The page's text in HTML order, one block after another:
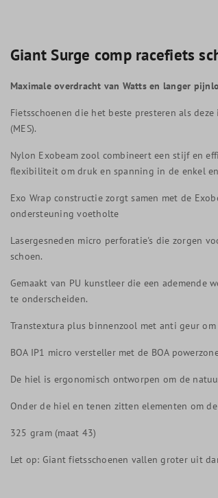
Giant Surge comp racefiets
Maximale overdracht van Watts en langer
Fietsschoenen die het beste presteren als
(MES).
Nylon Exobeam zool combineert een stijf en
flexibiliteit om druk en spanning in de enkel
Exo Wrap constructie zorgt samen met de
ondersteuning voetholte
Lasergesneden micro perforatie's die zorgen
schoen.
Gemaakt van PU kunstleer die een
te onderscheiden.
Transtextura plus binnenzool met anti geur
BOA IP1 micro versteller met de BOA
De hiel is ergonomisch ontworpen om de
Onder de hiel en tenen zitten elementen om
325 gram (maat 43)
Let op: Giant fietsschoenen vallen groter uit